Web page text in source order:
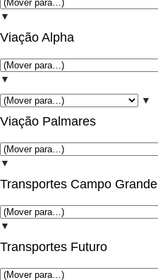
▼
Viação Alpha
▼
▼
Viação Palmares
▼
Transportes Campo Grande
▼
Transportes Futuro